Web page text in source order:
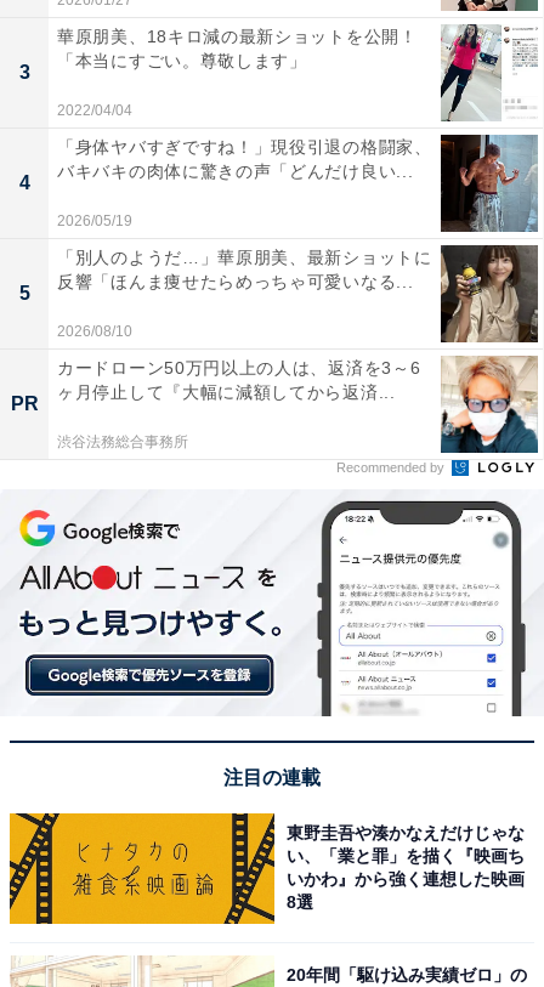
3
華原朋美、18キロ減の最新ショットを公開！
「本当にすごい。尊敬します」
2022/04/04
4
「身体ヤバすぎですね！」現役引退の格闘家、
バキバキの肉体に驚きの声「どんだけ良い...
2026/05/19
5
「別人のようだ…」華原朋美、最新ショットに
反響「ほんま痩せたらめっちゃ可愛いなる...
2026/08/10
PR
カードローン50万円以上の人は、返済を3～6
ヶ月停止して『大幅に減額してから返済...
渋谷法務総合事務所
Recommended by
注目の連載
東野圭吾や湊かなえだけじゃな
い、「業と罪」を描く『映画ち
いかわ』から強く連想した映画
8選
20年間「駆け込み実績ゼロ」の